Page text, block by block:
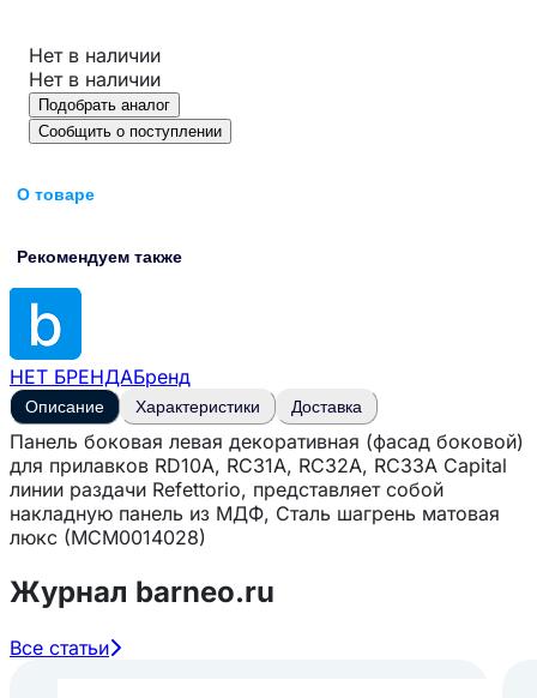
Нет в наличии
Нет в наличии
Подобрать аналог
Сообщить о поступлении
О товаре
Рекомендуем также
НЕТ БРЕНДАБренд
Описание Характеристики Доставка
Панель боковая левая декоративная (фасад боковой)
для прилавков RD10A, RC31A, RC32A, RC33A Capital
линии раздачи Refettorio, представляет собой
накладную панель из МДФ, Сталь шагрень матовая
люкс (MCM0014028)
Журнал barneo.ru
Все статьи